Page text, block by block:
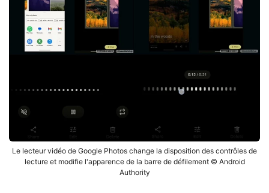
Le lecteur vidéo de Google Photos change la disposition des contrôles de
lecture et modifie l'apparence de la barre de défilement © Android
Authority